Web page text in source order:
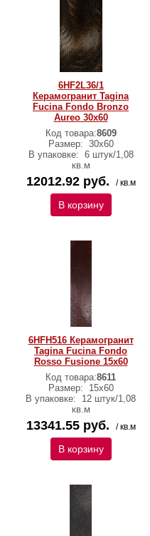
6HF2L36/1
Керамогранит Tagina
Fucina Fondo Bronzo
Aureo 30x60
Код товара:8609
Размер: 30x60
В упаковке: 6 штук/1,08
кв.м
12012.92 руб. / кв.м
В корзину
6HFH516 Керамогранит
Tagina Fucina Fondo
Rosso Fusione 15x60
Код товара:8611
Размер:
15x60
В упаковке:
12 штук/1,08
кв.м
13341.55 руб. / кв.м
В корзину